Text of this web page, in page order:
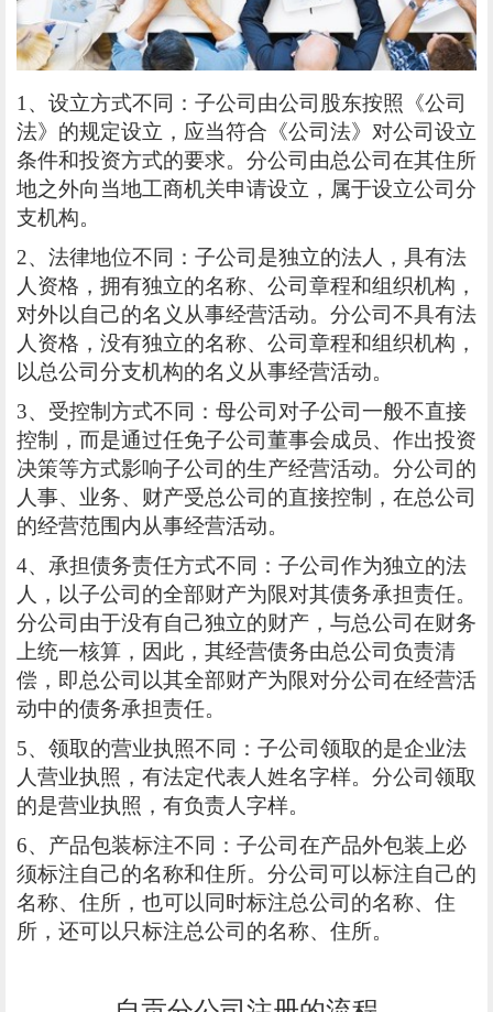
1、设立方式不同：子公司由公司股东按照《公司
法》的规定设立，应当符合《公司法》对公司设立
条件和投资方式的要求。分公司由总公司在其住所
地之外向当地工商机关申请设立，属于设立公司分
支机构。
2、法律地位不同：子公司是独立的法人，具有法
人资格，拥有独立的名称、公司章程和组织机构，
对外以自己的名义从事经营活动。分公司不具有法
人资格，没有独立的名称、公司章程和组织机构，
以总公司分支机构的名义从事经营活动。
3、受控制方式不同：母公司对子公司一般不直接
控制，而是通过任免子公司董事会成员、作出投资
决策等方式影响子公司的生产经营活动。分公司的
人事、业务、财产受总公司的直接控制，在总公司
的经营范围内从事经营活动。
4、承担债务责任方式不同：子公司作为独立的法
人，以子公司的全部财产为限对其债务承担责任。
分公司由于没有自己独立的财产，与总公司在财务
上统一核算，因此，其经营债务由总公司负责清
偿，即总公司以其全部财产为限对分公司在经营活
动中的债务承担责任。
5、领取的营业执照不同：子公司领取的是企业法
人营业执照，有法定代表人姓名字样。分公司领取
的是营业执照，有负责人字样。
6、产品包装标注不同：子公司在产品外包装上必
须标注自己的名称和住所。分公司可以标注自己的
名称、住所，也可以同时标注总公司的名称、住
所，还可以只标注总公司的名称、住所。